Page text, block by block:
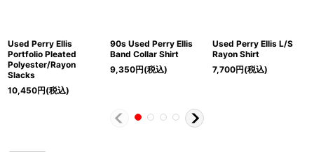
Used Perry Ellis
Portfolio Pleated
Polyester/Rayon
Slacks
10,450円(税込)
90s Used Perry Ellis
Band Collar Shirt
9,350円(税込)
Used Perry Ellis L/S
Rayon Shirt
7,700円(税込)